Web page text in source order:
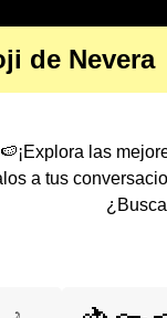
de Nevera
las
a tus